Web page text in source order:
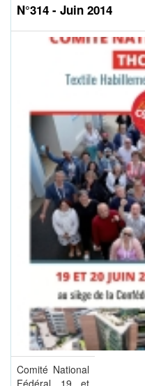
N°314 - Juin 2014
Comité National